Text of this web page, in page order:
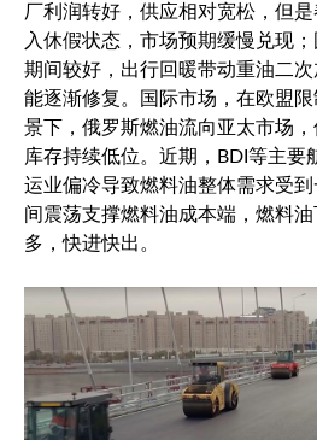
厂利润转好，供应相对宽松，但
入休假状态，市场预期缓慢兑现
期间较好，出行回暖带动重油二次
能逐渐修复。国际市场，在欧盟
景下，俄罗斯燃油流向亚太市场
库存持续低位。近期，BDI等主要
运业偏冷导致燃料油整体需求受
间震荡支撑燃料油成本端，燃料
多，快进快出。